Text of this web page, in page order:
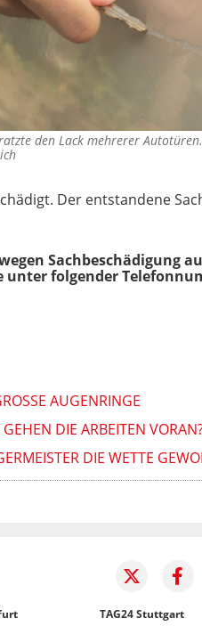
den Lack mehrerer
Der entstandene
Sachbeschädigung
folgender
AUGENRINGE
DIE ARBEITEN VORAN?
DIE WETTE
TAG24 Stuttgart